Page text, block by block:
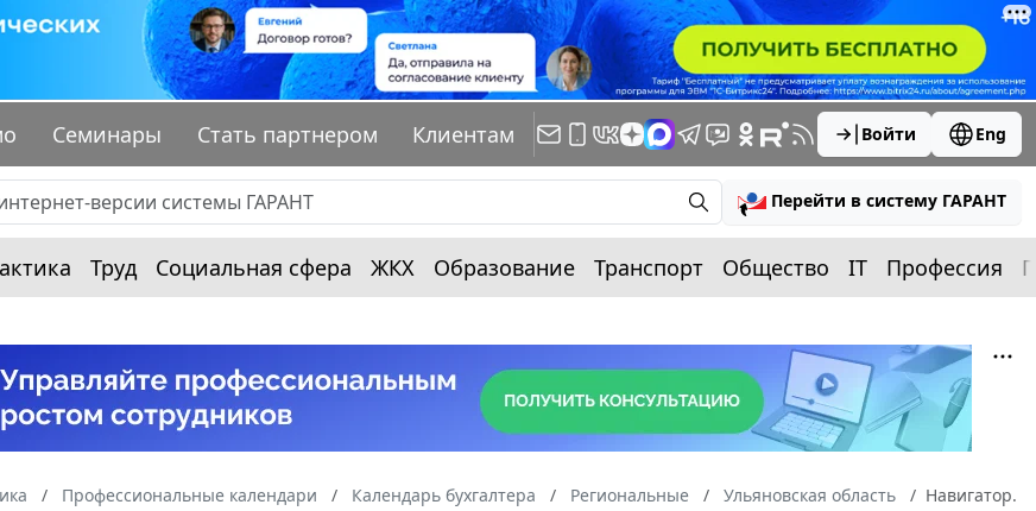
Семинары Стать партнером Клиентам Войти Eng
Перейти в систему ГАРАНТ
Труд Социальная сфера ЖКХ Образование Транспорт Общество IT Профессия
Профессиональные календари Календарь бухгалтера Региональные Ульяновская область
Навигатор.